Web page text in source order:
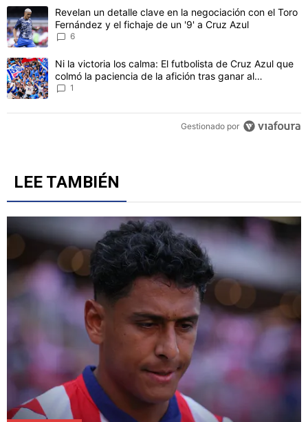
Este listado muestra los artículos con más comentarios en los
Un artículo de tendencia con el título "Revelan un detalle clave
Revelan un detalle clave en la negociación con el Toro
Fernández y el fichaje de un '9' a Cruz Azul
6
Un artículo de tendencia con el título "Ni la victoria los calma: El
Ni la victoria los calma: El futbolista de Cruz Azul que
colmó la paciencia de la afición tras ganar al
Philadelphia
1
Gestionado por
LEE TAMBIÉN